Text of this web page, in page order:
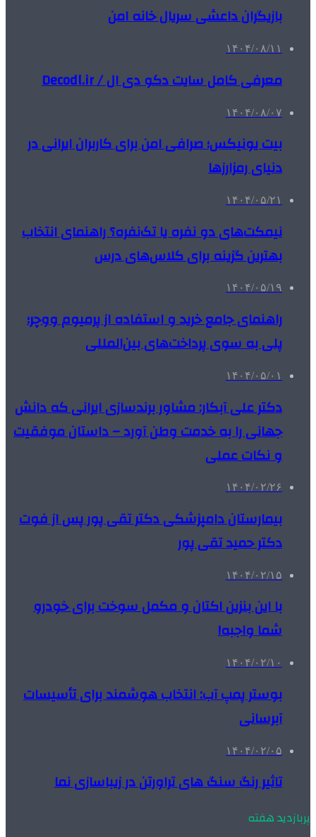
بازیگران داعشی سریال خانه امن
۱۴۰۴/۰۸/۱۱
معرفی کامل سایت دکو دی ال / Decodl.ir
۱۴۰۴/۰۸/۰۷
بیت یونیکس؛ صرافی امن برای کاربران ایرانی در
دنیای رمزارزها
۱۴۰۴/۰۵/۲۱
نیمکت‌های دو نفره یا تک‌نفره؟ راهنمای انتخاب
بهترین گزینه برای کلاس‌های درس
۱۴۰۴/۰۵/۱۹
راهنمای جامع خرید و استفاده از پرمیوم ووچر؛
پلی به سوی پرداخت‌های بین‌المللی
۱۴۰۴/۰۵/۰۱
دکتر علی آبکار: مشاور برندسازی ایرانی که دانش
جهانی را به خدمت وطن آورد – داستان موفقیت
و نکات عملی
۱۴۰۴/۰۲/۲۶
بیمارستان دامپزشکی دکتر تقی پور پس از فوت
دکتر حمید تقی پور
۱۴۰۴/۰۲/۱۵
با این بنزین اکتان و مکمل سوخت برای خودرو
شما واجبه!
۱۴۰۴/۰۲/۱۰
بوستر پمپ آب: انتخاب هوشمند برای تأسیسات
آبرسانی
۱۴۰۴/۰۲/۰۵
تاثیر رنگ سنگ های تراورتن در زیباسازی نما
پربازدید هفته